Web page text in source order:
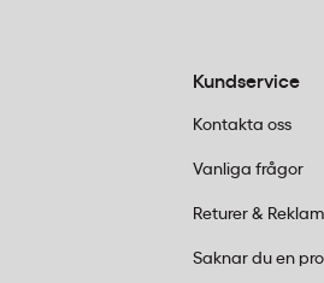
Vanliga frågor
Hur underhåller jag min
Snabb
Kundservice
Kontakta oss
Vanliga frågor
Returer &
Saknar du en